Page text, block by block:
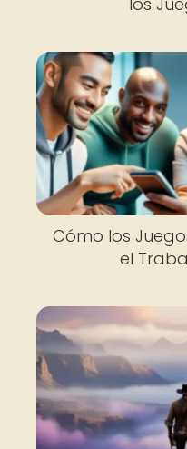
Cómo los
el